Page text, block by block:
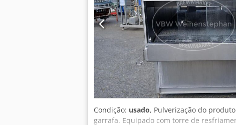
Condição: usado, Pulverização do
garrafa. Equipado com torre de